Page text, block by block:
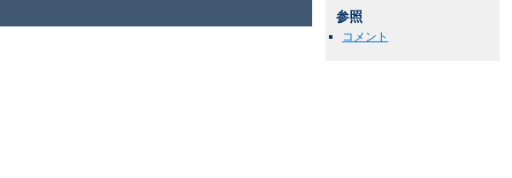
参照
コメント